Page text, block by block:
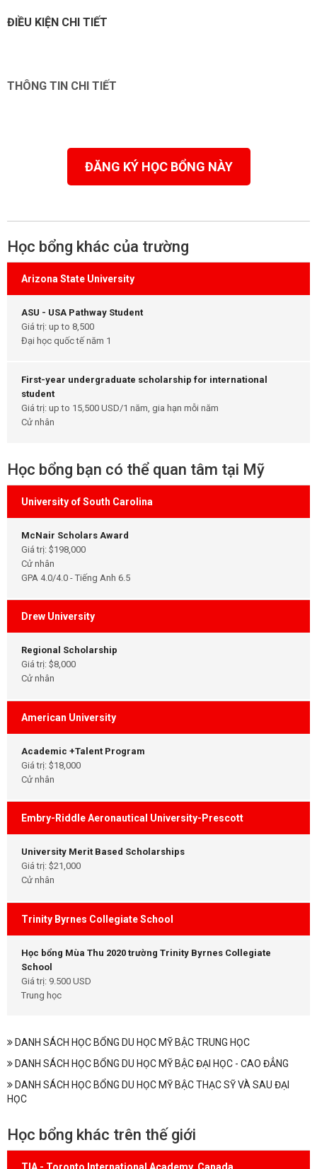
ĐIỀU KIỆN CHI TIẾT
THÔNG TIN CHI TIẾT
ĐĂNG KÝ HỌC BỔNG NÀY
Học bổng khác của trường
Arizona State University
ASU - USA Pathway Student
Giá trị: up to 8,500
Đại học quốc tế năm 1
First-year undergraduate scholarship for international
student
Giá trị: up to 15,500 USD/1 năm, gia hạn mỗi năm
Cử nhân
Học bổng bạn có thể quan tâm tại Mỹ
University of South Carolina
McNair Scholars Award
Giá trị: $198,000
Cử nhân
GPA 4.0/4.0 - Tiếng Anh 6.5
Drew University
Regional Scholarship
Giá trị: $8,000
Cử nhân
American University
Academic +Talent Program
Giá trị: $18,000
Cử nhân
Embry-Riddle Aeronautical University-Prescott
University Merit Based Scholarships
Giá trị: $21,000
Cử nhân
Trinity Byrnes Collegiate School
Học bổng Mùa Thu 2020 trường Trinity Byrnes Collegiate
School
Giá trị: 9.500 USD
Trung học
DANH SÁCH HỌC BỔNG DU HỌC MỸ BẬC TRUNG HỌC
DANH SÁCH HỌC BỔNG DU HỌC MỸ BẬC ĐẠI HỌC - CAO ĐẲNG
DANH SÁCH HỌC BỔNG DU HỌC MỸ BẬC THẠC SỸ VÀ SAU ĐẠI
HỌC
Học bổng khác trên thế giới
TIA - Toronto International Academy, Canada